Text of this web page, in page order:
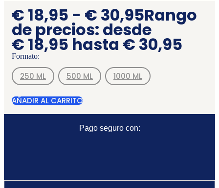
€ 18,95 - € 30,95Rango
de precios: desde
€ 18,95 hasta € 30,95
Formato:
250 ML 500 ML 1000 ML
AÑADIR AL CARRITO
Pago seguro con: